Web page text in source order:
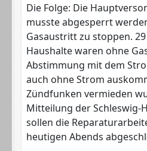
Die Folge: Die
musste abgesperrt
Gasaustritt zu stoppen.
Haushalte waren ohne
Abstimmung mit dem
auch ohne Strom
Zündfunken vermieden
Mitteilung der Schleswig-
sollen die
heutigen Abends